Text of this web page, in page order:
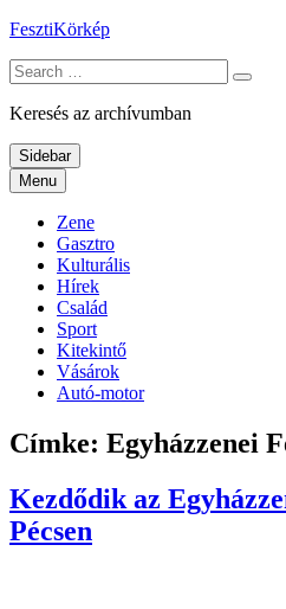
Skip
content
FesztiKörkép
Search
for:
Keresés az archívumban
Sidebar
Menu
Zene
Gasztro
Kulturális
Hírek
Család
Sport
Kitekintő
Vásárok
Autó-motor
Címke: Egyházzenei
Kezdődik az
Pécsen